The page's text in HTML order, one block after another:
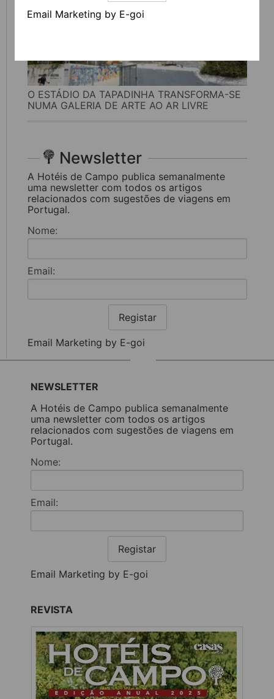
Email Marketing by E-goi
O ESTÁDIO DA TAPADINHA TRANSFORMA-SE
NUMA GALERIA DE ARTE AO AR LIVRE
Newsletter
A Hotéis de Campo publica semanalmente
uma newsletter com todos os artigos
relacionados com sugestões de viagens em
Portugal.
Nome:
Email:
Registar
Email Marketing by E-goi
NEWSLETTER
A Hotéis de Campo publica semanalmente
uma newsletter com todos os artigos
relacionados com sugestões de viagens em
Portugal.
Nome:
Email:
Registar
Email Marketing by E-goi
REVISTA